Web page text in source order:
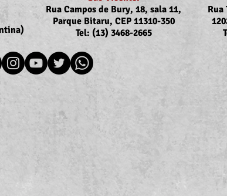
do auxílio-
Implementação dos
entra na folha
(pagamento em
Assojubs e
comarcas de
Ubatuba,
Ilhabela
Rua Campos de Bury, 18, sala 11,
Parque Bitaru, CEP 11310-350
Tel: (13) 3468-2665
Rua